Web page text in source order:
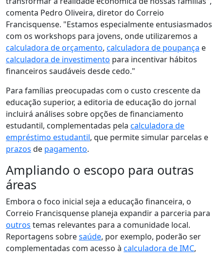
comenta Pedro Oliveira, diretor do Correio
Francisquense. "Estamos especialmente entusiasmados
com os workshops para jovens, onde utilizaremos a
calculadora de orçamento, calculadora de poupança e
calculadora de investimento para incentivar hábitos
financeiros saudáveis desde cedo."
Para famílias preocupadas com o custo crescente da
educação superior, a editoria de educação do jornal
incluirá análises sobre opções de financiamento
estudantil, complementadas pela calculadora de
empréstimo estudantil, que permite simular parcelas e
prazos de pagamento.
Ampliando o escopo para outras
áreas
Embora o foco inicial seja a educação financeira, o
Correio Francisquense planeja expandir a parceria para
outros temas relevantes para a comunidade local.
Reportagens sobresaúde, por exemplo, poderão ser
complementadas com acesso à calculadora de IMC,